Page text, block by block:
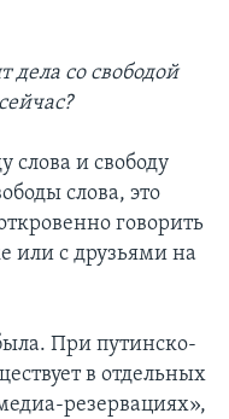
дела со свободой
слова и свободу
слова, это
говорить
или с друзьями на
При путинско-
в отдельных
резервациях»,